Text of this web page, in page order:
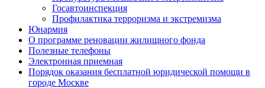
Госавтоинспекция
Профилактика терроризма и экстремизма
Юнармия
О программе реновации жилищного фонда
Полезные телефоны
Электронная приемная
Порядок оказания бесплатной юридической помощи в
городе Москве